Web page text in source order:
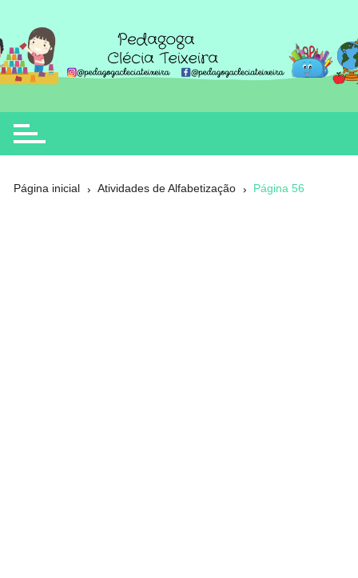
o
conteúdo
Clécia Teixeira
educação
Página inicial Atividades de Alfabetização Página 56